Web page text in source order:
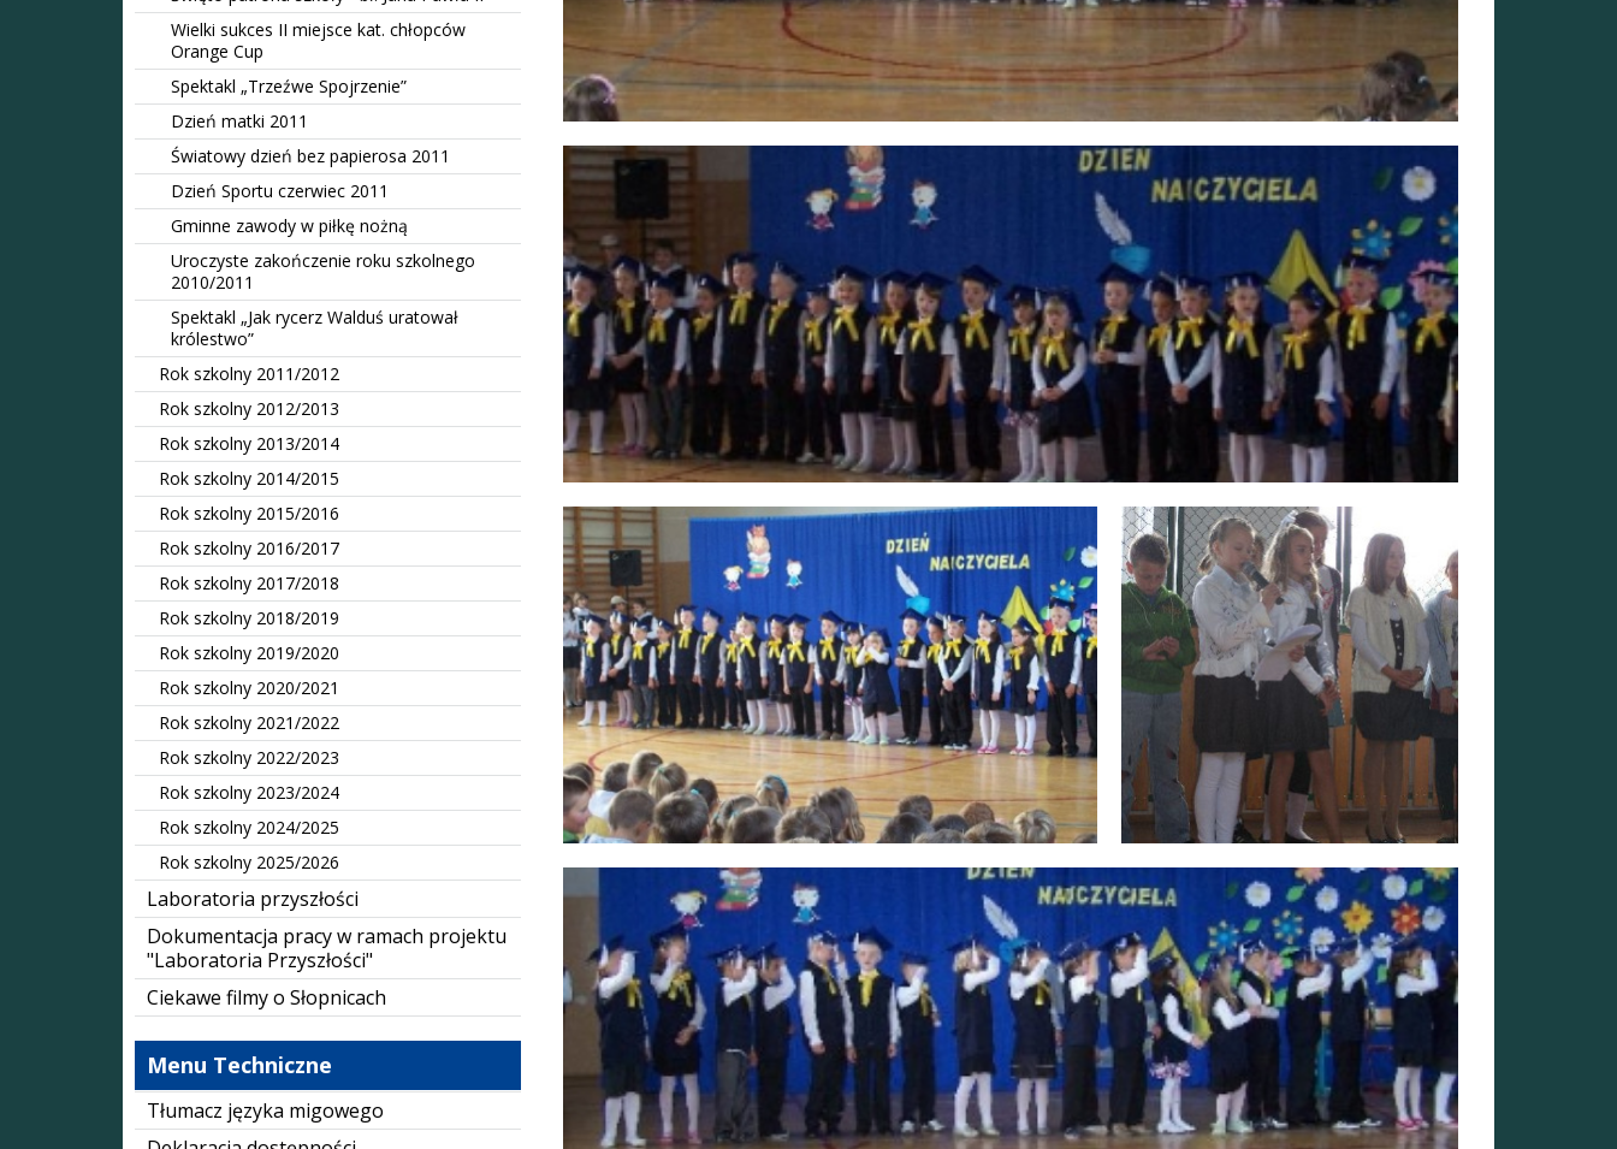
Wielki sukces II miejsce kat. chłopców
Orange Cup
Spektakl „Trzeźwe Spojrzenie”
Dzień matki 2011
Światowy dzień bez papierosa 2011
Dzień Sportu czerwiec 2011
Gminne zawody w piłkę nożną
Uroczyste zakończenie roku szkolnego
2010/2011
Spektakl „Jak rycerz Walduś uratował
królestwo”
Rok szkolny 2011/2012
Rok szkolny 2012/2013
Rok szkolny 2013/2014
Rok szkolny 2014/2015
Rok szkolny 2015/2016
Rok szkolny 2016/2017
Rok szkolny 2017/2018
Rok szkolny 2018/2019
Rok szkolny 2019/2020
Rok szkolny 2020/2021
Rok szkolny 2021/2022
Rok szkolny 2022/2023
Rok szkolny 2023/2024
Rok szkolny 2024/2025
Rok szkolny 2025/2026
Laboratoria przyszłości
Dokumentacja pracy w ramach projektu
"Laboratoria Przyszłości"
Ciekawe filmy o Słopnicach
Menu Techniczne
Tłumacz języka migowego